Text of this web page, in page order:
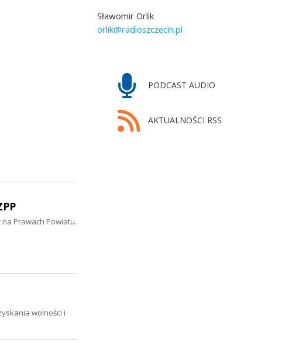
Sławomir Orlik
orlik@radioszczecin.pl
PODCAST AUDIO
AKTUALNOŚCI RSS
Prawach Powiatu.
wolności i